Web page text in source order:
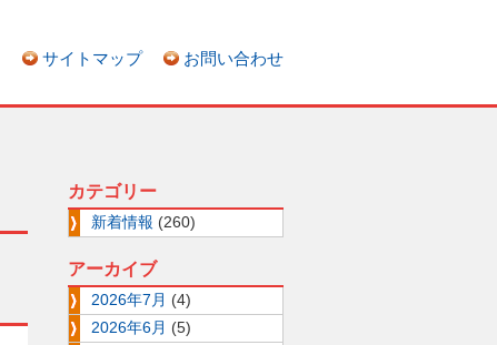
サイトマップ お問い合わせ
カテゴリー
新着情報 (260)
アーカイブ
2026年7月 (4)
2026年6月 (5)